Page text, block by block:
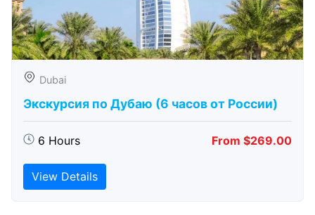
Dubai
Экскурсия по Дубаю (6 часов от России)
6 Hours From $269.00
View Details